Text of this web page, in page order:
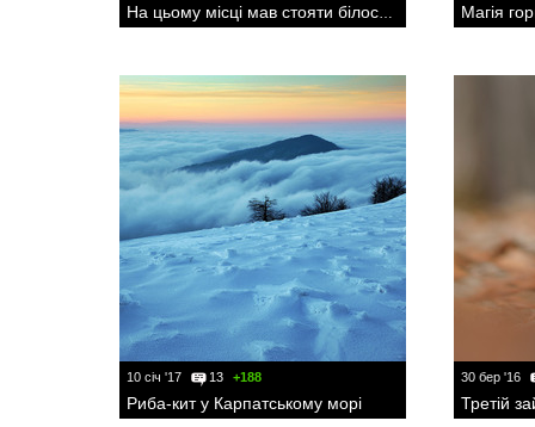
На цьому місці мав стояти білосніжний єдинорог :) Магія
10 січ '17 13 +188
Риба-кит у Карпатському морі
30 бер '16
Третій